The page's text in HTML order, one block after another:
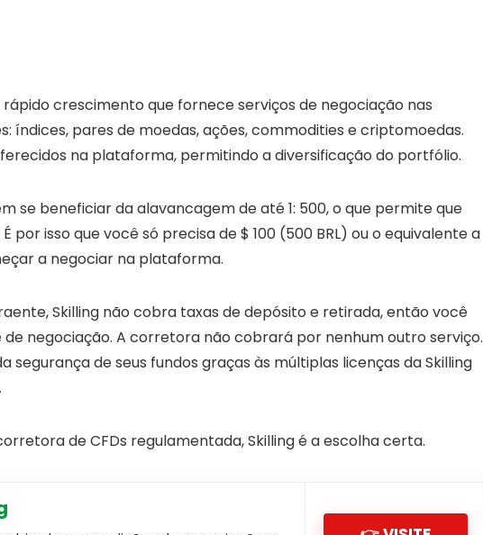
crescimento que fornece serviços de negociação nas
índices, pares de moedas, ações, commodities e criptomoedas.
na plataforma, permitindo a diversificação do portfólio.
se beneficiar da alavancagem de até 1: 500, o que permite que
por isso que você só precisa de $ 100 (500 BRL) ou o equivalente a
a negociar na plataforma.
Skilling não cobra taxas de depósito e retirada, então você
negociação. A corretora não cobrará por nenhum outro serviço.
de seus fundos graças às múltiplas licenças da Skilling
de CFDs regulamentada, Skilling é a escolha certa.